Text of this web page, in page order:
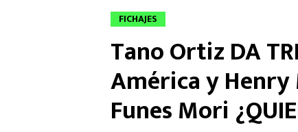
Chivas de Guadalajara
Las Noticias
Selección Mexicana
Champions League
Europa League
Real Madrid
Barcelona
FICHAJES
Tano Ortiz DA
América y
Funes Mori